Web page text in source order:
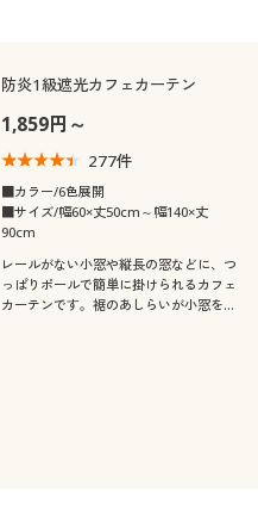
防炎1級遮光カフェカーテン
1,859円～
277件
■カラー/6色展開
■サイズ/幅60×丈50cm～幅140×丈
90cm
レールがない小窓や縦長の窓などに、つ
っぱりポールで簡単に掛けられるカフェ
カーテンです。裾のあしらいが小窓を素